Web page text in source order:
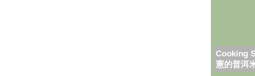
Cooking
憲的普洱